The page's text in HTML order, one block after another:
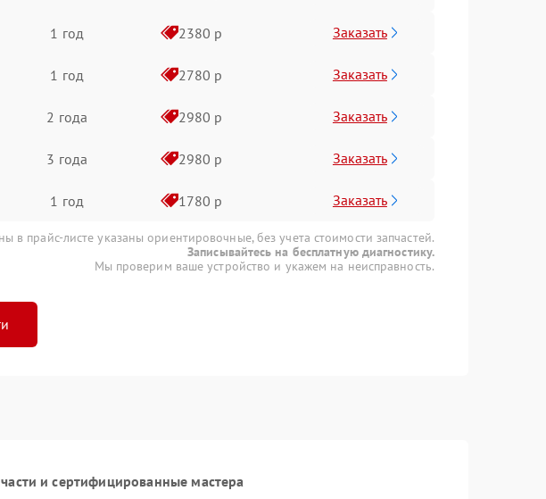
1 год 2380 р Заказать
1 год 2780 р Заказать
2 года 2980 р Заказать
3 года 2980 р Заказать
1 год 1780 р Заказать
в прайс-листе указаны ориентировочные, без учета стоимости запчастей.
Записывайтесь на бесплатную диагностику.
Мы проверим ваше устройство и укажем на неисправность.
и сертифицированные мастера